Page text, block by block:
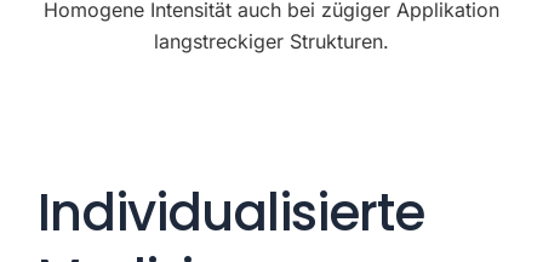
Homogene Intensität auch bei zügiger Applikation
langstreckiger Strukturen.
Individualisierte